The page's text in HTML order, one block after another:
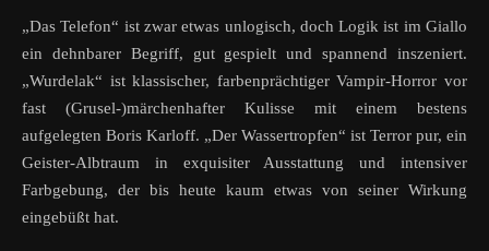
„Das Telefon“ ist zwar etwas unlogisch, doch Logik ist im Giallo
ein dehnbarer Begriff, gut gespielt und spannend inszeniert.
„Wurdelak“ ist klassischer, farbenprächtiger Vampir-Horror vor
fast (Grusel-)märchenhafter Kulisse mit einem bestens
aufgelegten Boris Karloff. „Der Wassertropfen“ ist Terror pur, ein
Geister-Albtraum in exquisiter Ausstattung und intensiver
Farbgebung, der bis heute kaum etwas von seiner Wirkung
eingebüßt hat.